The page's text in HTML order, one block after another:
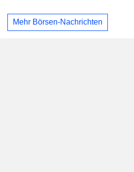
Mehr Börsen-Nachrichten